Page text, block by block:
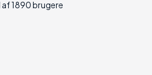
af 1890 brugere